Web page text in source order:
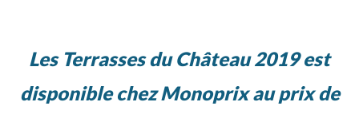
Les Terrasses du Château 2019 est
disponible chez Monoprix au prix de